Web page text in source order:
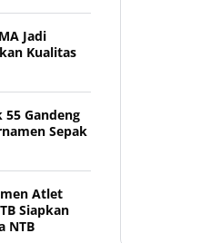
Jadi
Kualitas
Gandeng
Sepak
Atlet
Siapkan
NTB